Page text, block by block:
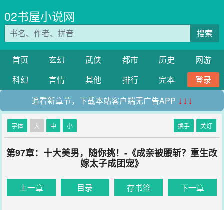
02书屋小说网
搜索
首页 玄幻 武侠 都市 历史
网游
科幻
言情 其他 排行 完本
登录
追看新章节，下载本站客户端无广告APP ↓↓↓
字体 大 中 小 换手 关灯
第97章：十大美男，随你挑！-《成亲被腰斩？重生改
嫁太子成团宠》
上一章 目录 存书签 下一章